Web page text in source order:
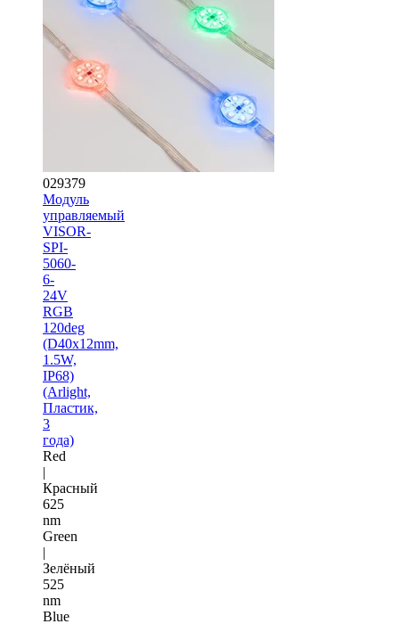
029379
Модуль
управляемый
VISOR-
SPI-
5060-
6-
24V
RGB
120deg
(D40x12mm,
1.5W,
IP68)
(Arlight,
Пластик,
3
года)
Red
|
Красный
625
nm
Green
|
Зелёный
525
nm
Blue